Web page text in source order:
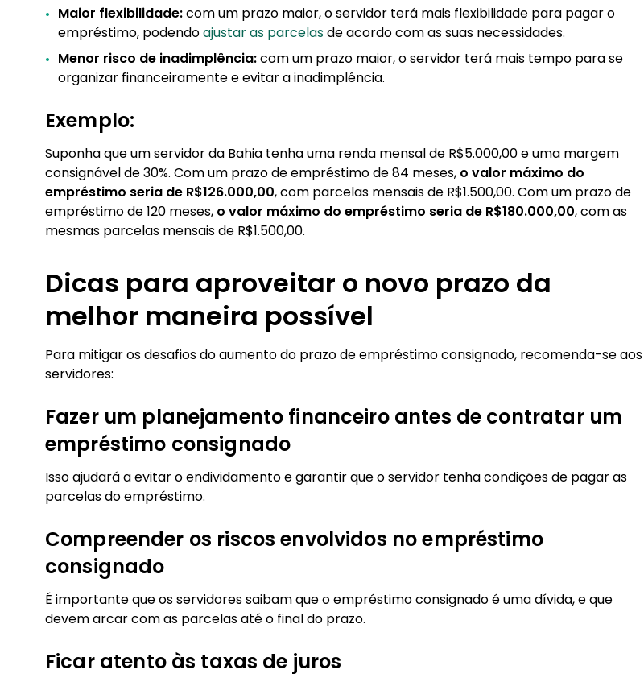
Maior flexibilidade:com um prazo maior, o servidor terá mais flexibilidade para pagar o
empréstimo, podendoajustar as parcelasde acordo com as suas necessidades.
Menor risco de inadimplência:com um prazo maior, o servidor terá mais tempo para se
organizar financeiramente e evitar a inadimplência.
Exemplo:
Suponha que um servidor da Bahia tenha uma renda mensal de R$5.000,00 e uma margem
consignável de 30%. Com um prazo de empréstimo de 84 meses, o valor máximo do
empréstimo seria de R$126.000,00, com parcelas mensais de R$1.500,00. Com um prazo de
empréstimo de 120 meses, o valor máximo do empréstimo seria de R$180.000,00, com as
mesmas parcelas mensais de R$1.500,00.
Dicas para aproveitar o novo prazo da
melhor maneira possível
Para mitigar os desafios do aumento do prazo de empréstimo consignado, recomenda-se aos
servidores:
Fazer um planejamento financeiro antes de contratar um
empréstimo consignado
Isso ajudará a evitar o endividamento e garantir que o servidor tenha condições de pagar as
parcelas do empréstimo.
Compreender os riscos envolvidos no empréstimo
consignado
É importante que os servidores saibam que o empréstimo consignado é uma dívida, e que
devem arcar com as parcelas até o final do prazo.
Ficar atento às taxas de juros